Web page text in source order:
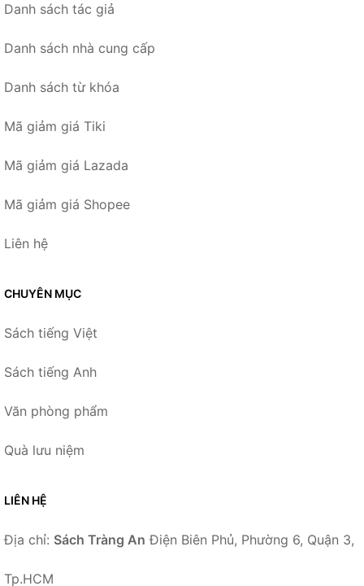
Danh sách tác giả
Danh sách nhà cung cấp
Danh sách từ khóa
Mã giảm giá Tiki
Mã giảm giá Lazada
Mã giảm giá Shopee
Liên hệ
CHUYÊN MỤC
Sách tiếng Việt
Sách tiếng Anh
Văn phòng phẩm
Quà lưu niệm
LIÊN HỆ
Địa chỉ: Sách Tràng An Điện Biên Phủ, Phường 6, Quận 3,
Tp.HCM